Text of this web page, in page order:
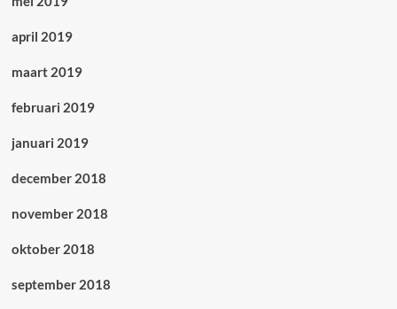
april 2019
maart 2019
februari 2019
januari 2019
december 2018
november 2018
oktober 2018
september 2018